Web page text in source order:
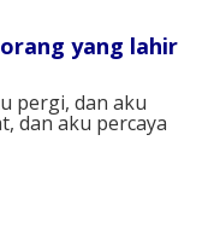
yang lahir
pergi, dan aku
dan aku percaya